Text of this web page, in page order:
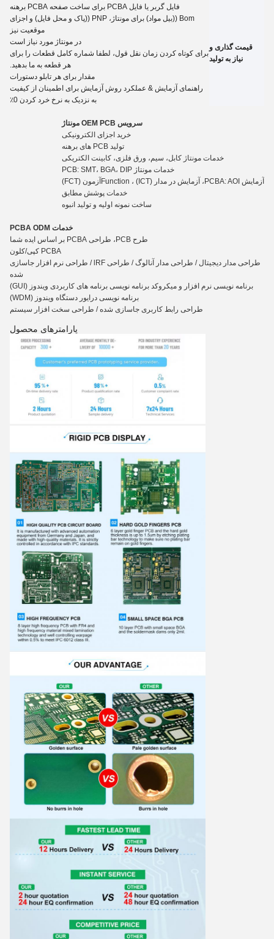
قیمت گذاری و
نیاز به تولید
فایل گربر یا فایل PCBA برای ساخت صفحه PCBA برهنه
Bom ((بيل مواد) برای مونتاژ، PNP ((پاک و محل فایل) و اجزای
موقعیت نیز
در مونتاژ مورد نیاز است
برای کوتاه کردن زمان نقل قول، لطفا شماره کامل قطعات را برای
هر قطعه به ما بدهید.
مقدار برای هر تابلو دستورات
راهنمای آزمایش & عملکرد روش آزمایش برای اطمینان از کیفیت
به نزدیک به نرخ خرد کردن 0٪
سرویس OEM PCB مونتاژ
خرید اجزای الکترونیکی
تولید PCB های برهنه
خدمات مونتاژ کابل، سیم، ورق فلزی، کابینت الکتریکی
خدمات مونتاژ PCB: SMT، BGA، DIP
آزمایش PCBA: AOI، آزمایش در مدار (ICT) ، Functio
n
آزمون (FCT)
خدمات پوشش مطابق
ساخت نمونه اولیه و تولید انبوه
خدمات PCBA ODM
طرح PCB، طراحی PCBA بر اساس ایده شما
PCBA کپی/کلون
طراحی مدار دیجیتال / طراحی مدار آنالوگ / طراحی lRF / طراحی نرم افزار جاسازی
شده
برنامه نویسی نرم افزار و میکروکد برنامه نویسی برنامه های کاربردی ویندوز (GUI)
برنامه نویسی درایور دستگاه ویندوز (WDM)
طراحی رابط کاربری جاسازی شده / طراحی سخت افزار سیستم
پارامترهای محصول